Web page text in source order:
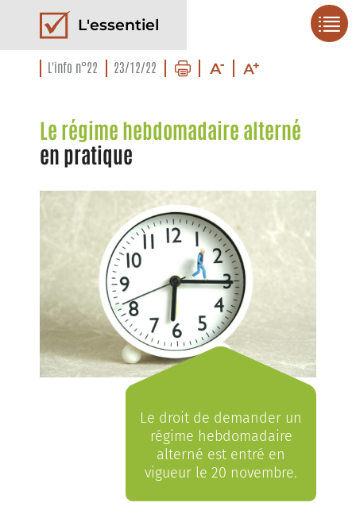
L'essentiel
L'info n°22 23/12/22
Le régime hebdomadaire alterné
en pratique
Le droit de demander un
régime hebdomadaire
alterné est entré en
vigueur le 20 novembre.